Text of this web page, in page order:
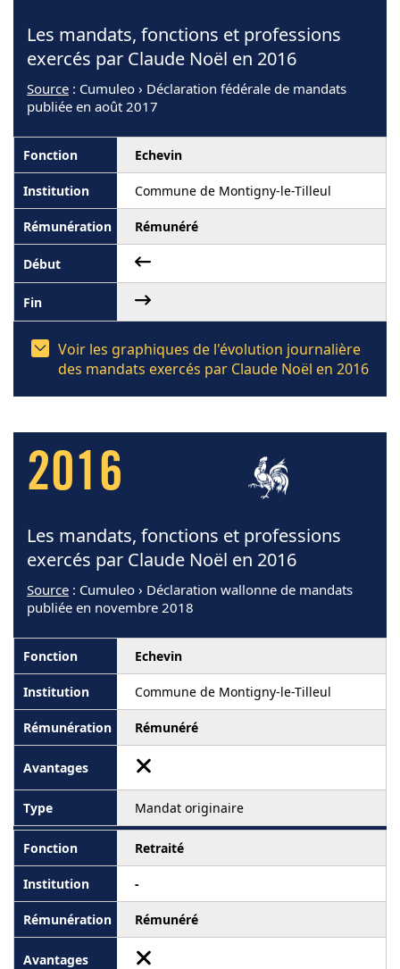
Les mandats, fonctions et professions
exercés par Claude Noël en 2016
Source : Cumuleo › Déclaration fédérale de mandats
publiée en août 2017
Echevin
Commune de Montigny-le-Tilleul
Rémunéré
Voir les graphiques de l'évolution journalière
des mandats exercés par Claude Noël en 2016
2016
Les mandats, fonctions et professions
exercés par Claude Noël en 2016
Source : Cumuleo › Déclaration wallonne de mandats
publiée en novembre 2018
Echevin
Commune de Montigny-le-Tilleul
Rémunéré
Mandat originaire
Retraité
-
Rémunéré